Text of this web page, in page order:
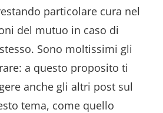
particolare cura nel
del mutuo in caso di
Sono moltissimi gli
a questo proposito ti
anche gli altri post sul
tema, come quello